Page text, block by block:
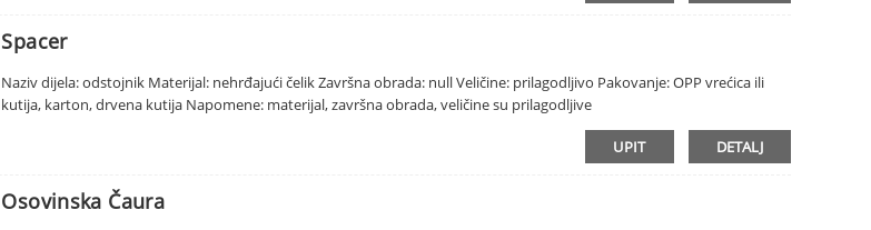
Spacer
Naziv dijela: odstojnik Materijal: nehrđajući čelik Završna obrada: null Veličine: prilagodljivo Pakovanje: OPP vrećica ili
kutija, karton, drvena kutija Napomene: materijal, završna obrada, veličine su prilagodljive
UPIT DETALJ
Osovinska Čaura